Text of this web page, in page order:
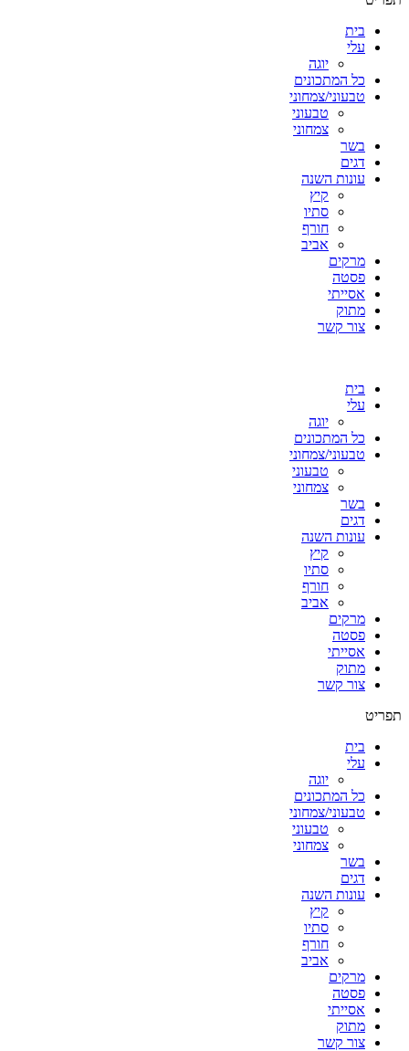
בית
עלי
יוגה
כל המתכונים
טבעוני/צמחוני
טבעוני
צמחוני
בשר
דגים
עונות השנה
קיץ
סתיו
חורף
אביב
מרקים
פסטה
אסייתי
מתוק
צור קשר
בית
עלי
יוגה
כל המתכונים
טבעוני/צמחוני
טבעוני
צמחוני
בשר
דגים
עונות השנה
קיץ
סתיו
חורף
אביב
מרקים
פסטה
אסייתי
מתוק
צור קשר
תפריט
בית
עלי
יוגה
כל המתכונים
טבעוני/צמחוני
טבעוני
צמחוני
בשר
דגים
עונות השנה
קיץ
סתיו
חורף
אביב
מרקים
פסטה
אסייתי
מתוק
צור קשר